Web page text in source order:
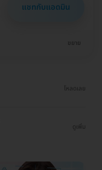
แชทกับแอดมิน
ขยาย
โหลดเลย
ดูเพิ่ม